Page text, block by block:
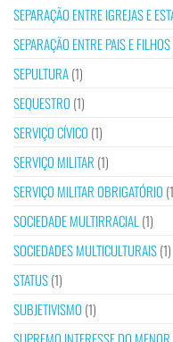
SEPARAÇÃO ENTRE IGREJAS E
SEPARAÇÃO ENTRE PAIS E FILHOS
SEPULTURA(1)
SEQUESTRO (1)
SERVIÇO CÍVICO (1)
SERVIÇO MILITAR (1)
SERVIÇO MILITAR OBRIGATÓRIO
SOCIEDADE MULTIRRACIAL (1)
SOCIEDADES MULTICULTURAIS(1)
STATUS(1)
SUBJETIVISMO (1)